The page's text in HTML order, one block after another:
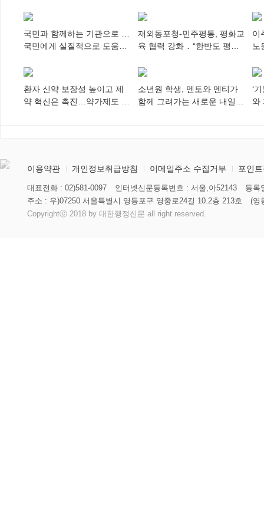
국민과 함께하는 기관으로 …
국민에게 실질적으로 도움이
재외동포청-민주평통, 평화교
육 협력 강화 ․ “한반도 평화,
다”
이
노
환자 신약 보장성 높이고 제
약 혁신은 촉진…약가제도 개
소년원 학생, 멘토와 멘티가
함께 그려가는 새로운 내일
‘
와
이용약관 개인정보취급방침 이메일주소 수집거부 포인
대표전화 : 02)581-0097 인터넷신문등록번호 : 서울,아52143
등록
주소 : 우)07250 서울특별시 영등포구 영중로24길 10.2층 213호
(영
Copyrightⓒ 2018 by 대한행정신문 all right reserved.